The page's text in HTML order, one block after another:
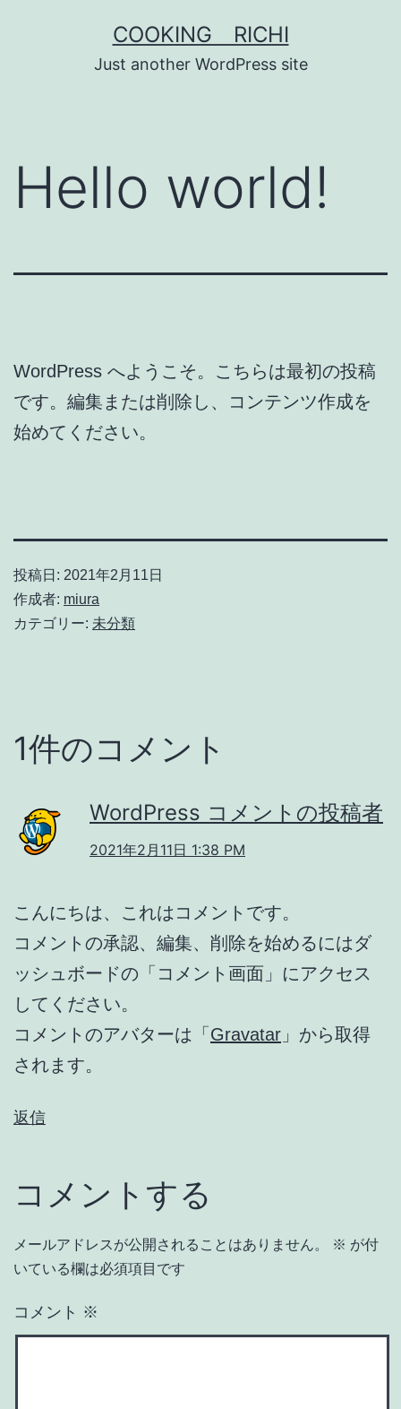
COOKING RICHI
Just another WordPress site
Hello world!
WordPress へようこそ。こちらは最初の投稿
です。編集または削除し、コンテンツ作成を
始めてください。
投稿日: 2021年2月11日
作成者: miura
カテゴリー: 未分類
1件のコメント
WordPress コメントの投稿者
2021年2月11日 1:38 PM
こんにちは、これはコメントです。
コメントの承認、編集、削除を始めるにはダ
ッシュボードの「コメント画面」にアクセス
してください。
コメントのアバターは「Gravatar 」から取得
されます。
返信
コメントする
メールアドレスが公開されることはありません。 ※ が付
いている欄は必須項目です
コメント ※